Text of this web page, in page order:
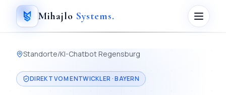
Mihajlo Systems.
Standorte/KI-ChatbotRegensburg
DIREKT VOM ENTWICKLER ·BAYERN